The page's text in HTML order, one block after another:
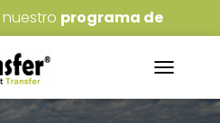
programa de
A